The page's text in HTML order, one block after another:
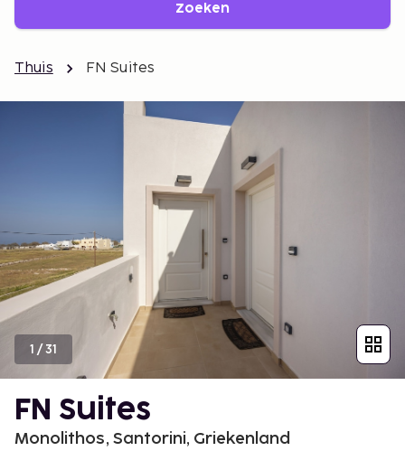
Zoeken
Thuis FN Suites
1 /31
FN Suites
Monolithos, Santorini, Griekenland